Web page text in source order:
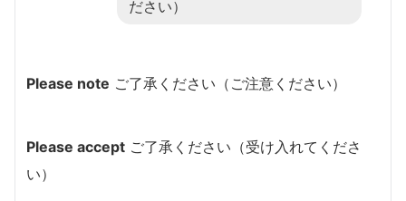
ださい）
Please note ご了承ください（ご注意ください）
Please accept ご了承ください（受け入れてくださ
い）